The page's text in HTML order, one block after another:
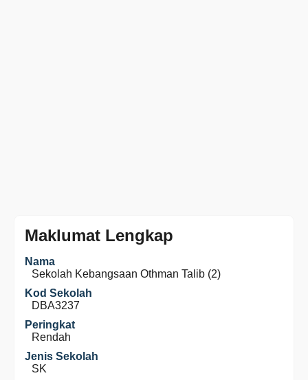
Maklumat Lengkap
Nama
Sekolah Kebangsaan Othman Talib (2)
Kod Sekolah
DBA3237
Peringkat
Rendah
Jenis Sekolah
SK